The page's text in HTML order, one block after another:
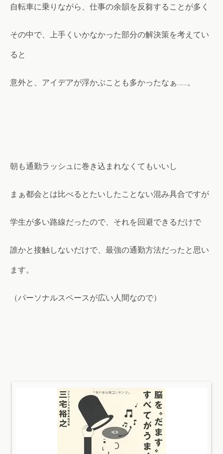
自転車に乗りながら、仕事の余韻を反芻することが多く
その中で、上手くいかなかった部分の解決策を考えてい
ると
意外と、アイデアが浮かぶことも多かったなぁ……。
朝も通勤ラッシュに巻き込まれなくてもいいし
まぁ都会とは比べるとたいしたことない混み具合ですが
学生が多い路線だったので、それを回避できるだけで
誰かと接触しないだけで、最強の通勤方法だったと思い
ます。
（パーソナルスペースが広い人間なので）